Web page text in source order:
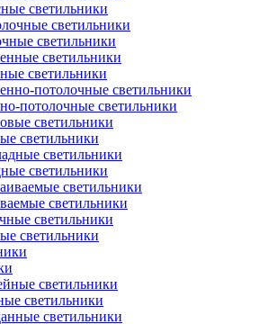
светильники
светильники
светильники
потолочные светильники
светильники
светильники
светильники
светильники
светильники